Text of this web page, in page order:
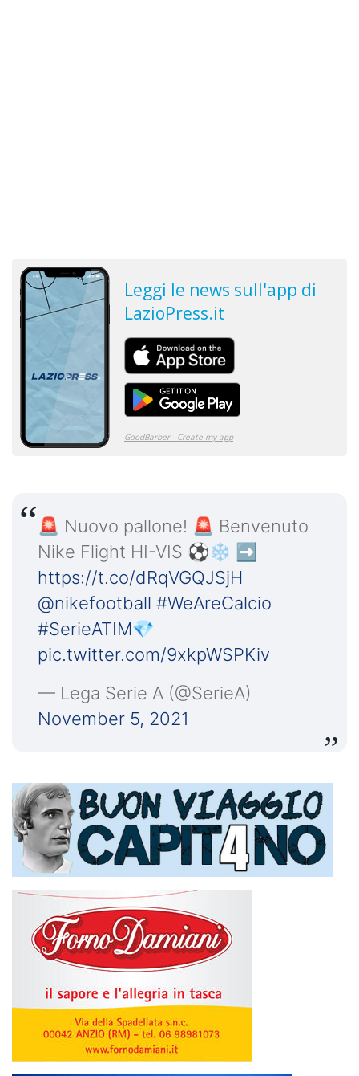
🚨 Nuovo pallone! 🚨 Benvenuto
Nike Flight HI-VIS ⚽️❄️ ➡️
https://t.co/dRqVGQJSjH
@nikefootball #WeAreCalcio
#SerieATIM💎
pic.twitter.com/9xkpWSPKiv
— Lega Serie A (@SerieA)
November 5, 2021